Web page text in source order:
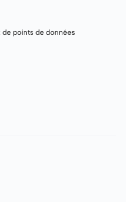
de points de données